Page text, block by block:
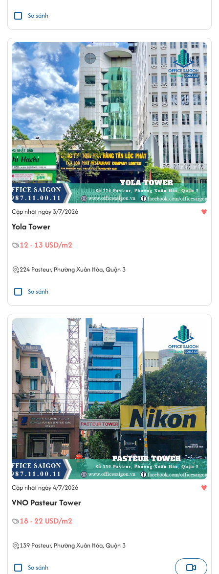
So sánh
Cập nhật ngày 3/7/2026 ♥
Yola Tower
12 - 13 USD/m2
224 Pasteur, Phường Xuân Hòa, Quận 3
So sánh
Cập nhật ngày 4/7/2026 ♥
VNO Pasteur Tower
18 - 22 USD/m2
139 Pasteur, Phường Xuân Hòa, Quận 3
So sánh